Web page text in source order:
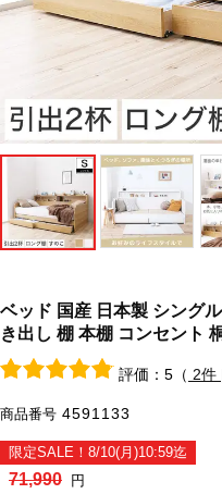
ベッド 国産 日本製 シング
き出し 棚 本棚 コンセント
評価：5（ 2件
商品番号 4591133
限定SALE！8/10(月)10:59迄
71,990 円